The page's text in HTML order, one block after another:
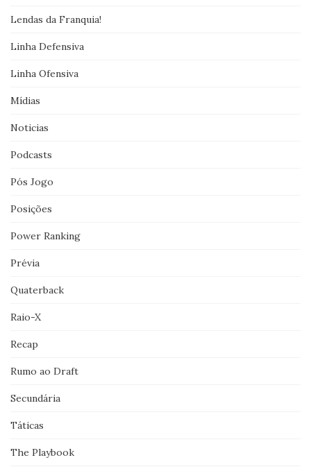
Lendas da Franquia!
Linha Defensiva
Linha Ofensiva
Mídias
Noticias
Podcasts
Pós Jogo
Posições
Power Ranking
Prévia
Quaterback
Raio-X
Recap
Rumo ao Draft
Secundária
Táticas
The Playbook